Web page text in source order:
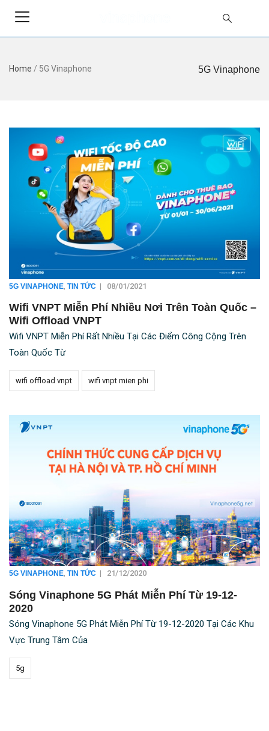
5G Vinaphone
Home / 5G Vinaphone
5G VINAPHONE TIN TỨC | 08/01/2021
Wifi VNPT Miễn Phí Nhiều Nơi Trên Toàn Quốc –
Wifi Offload VNPT
Wifi VNPT Miễn Phí Rất Nhiều Tại Các Điểm Công Cộng Trên
Toàn Quốc Từ
wifi offload vnpt wifi vnpt mien phi
5G VINAPHONE, TIN TỨC | 21/12/2020
Sóng Vinaphone 5G Phát Miễn Phí Từ 19-12-
2020
Sóng Vinaphone 5G Phát Miễn Phí Từ 19-12-2020 Tại Các Khu
Vực Trung Tâm Của
5g